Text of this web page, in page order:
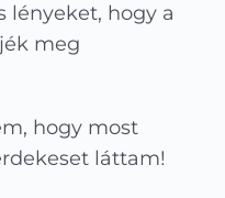
lényeket, hogy a
meg
hogy most
láttam!